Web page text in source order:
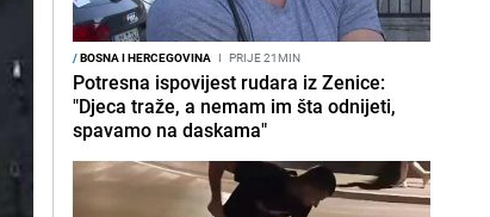
/BOSNA I HERCEGOVINA I PRIJE 21MIN
Potresna ispovijest rudara iz Zenice:
"Djeca traže, a nemam im šta odnijeti,
spavamo na daskama"